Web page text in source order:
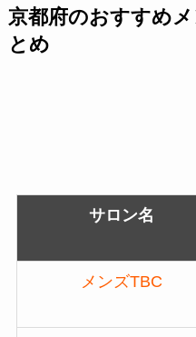
京都府のおすすめ
とめ
サロン名
メンズTBC